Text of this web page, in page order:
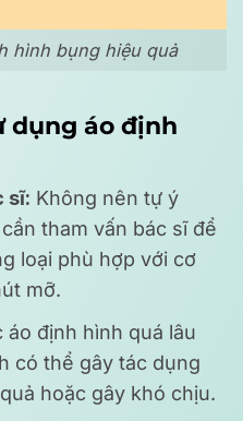
hình bụng hiệu quả
dụng áo định
sĩ: Không nên tự ý
tham vấn bác sĩ để
loại phù hợp với cơ
mỡ.
áo định hình quá lâu
có thể gây tác dụng
hoặc gây khó chịu.